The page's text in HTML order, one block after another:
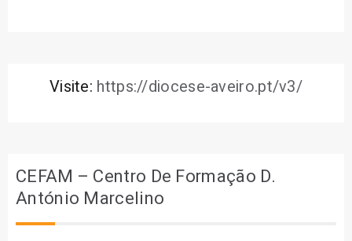
Visite: https://diocese-aveiro.pt/v3/
CEFAM – Centro De Formação D.
António Marcelino